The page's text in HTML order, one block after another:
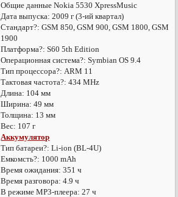
Общие данные Nokia 5530 XpressMusic
Дата выпуска: 2009 г (3-ий квартал)
Стандарт?: GSM 850, GSM 900, GSM 1800, GSM
1900
Платформа?: S60 5th Edition
Операционная система?: Symbian OS 9.4
Тип процессора?: ARM 11
Тактовая частота?: 434 MHz
Длина: 104 мм
Ширина: 49 мм
Толщина: 13 мм
Вес: 107 г
Аккумулятор
Тип батареи?: Li-ion (BL-4U)
Емкомсть?: 1000 mAh
Время ожидания: 351 ч
Время разговора: 4.9 ч
В режиме MP3-плеера: 27 ч